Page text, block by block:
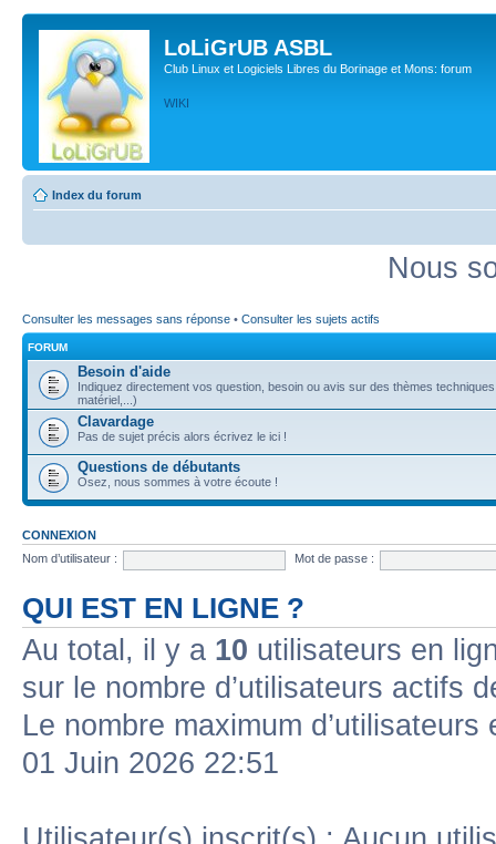
LoLiGrUB ASBL
Club Linux et Logiciels Libres du Borinage et Mons: forum
WIKI
Index du forum
Nous
Consulter les messages sans réponse • Consulter les sujets actifs
FORUM
Besoin d'aide
Indiquez directement vos question, besoin ou avis sur des thèmes
matériel,...)
Clavardage
Pas de sujet précis alors écrivez le ici !
Questions de débutants
Osez, nous sommes à votre écoute !
CONNEXION
Nom d’utilisateur :
Mot de passe :
QUI EST EN LIGNE ?
Au total, il y a 10 utilisateurs en
sur le nombre d’utilisateurs actifs
Le nombre maximum
01 Juin 2026 22:51